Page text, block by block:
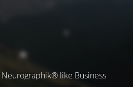
like Business